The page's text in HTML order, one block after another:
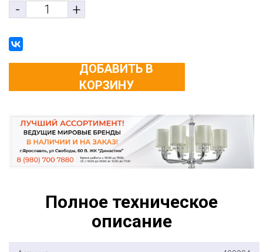
- +
ДОБАВИТЬ В
КОРЗИНУ
Полное техническое
описание